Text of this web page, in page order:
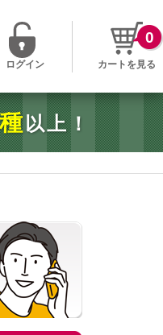
ログイン カートを見る
0
以上！